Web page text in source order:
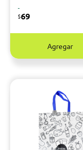
-
$69
Agregar